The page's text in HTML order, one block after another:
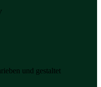
und gestaltet